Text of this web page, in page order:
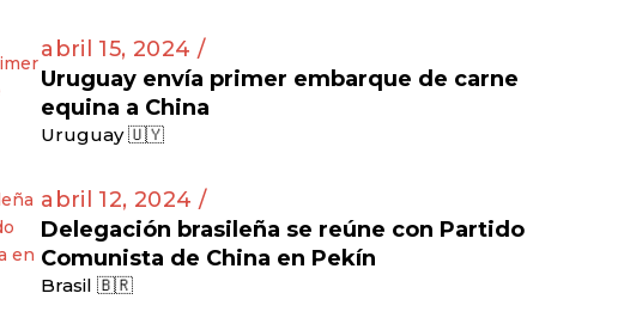
abril 15, 2024 /
Uruguay envía primer embarque de carne
equina a China
Uruguay 🇺🇾
abril 12, 2024 /
Delegación brasileña se reúne con Partido
Comunista de China en Pekín
Brasil 🇧🇷